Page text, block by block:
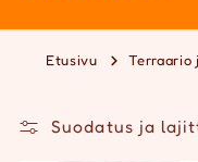
o
Etusivu Terraario
Suodatus ja